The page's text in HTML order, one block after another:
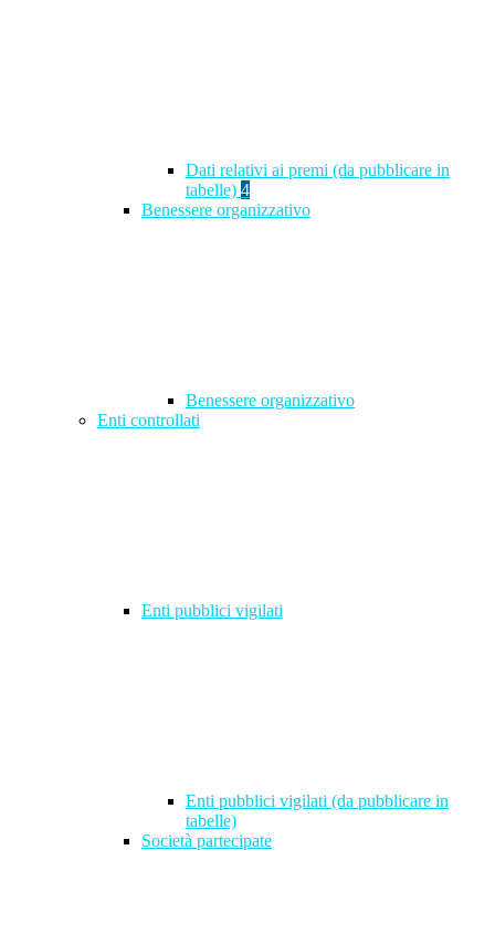
Dati relativi ai premi (da pubblicare in
tabelle) 4
Benessere organizzativo
Benessere organizzativo
Enti controllati
Enti pubblici vigilati
Enti pubblici vigilati (da pubblicare in
tabelle)
Società partecipate